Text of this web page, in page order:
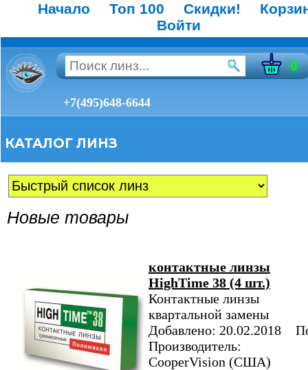
Начало Топ 100 Скидки!
Войти
0
+7(495)648-6644
КАТАЛОГ ЛИНЗ
Новые товары
контактные линзы
HighTime 38 (4 шт.)
Контактные линзы
квартальной замены
Добавлено: 20.02.2018
Производитель:
CooperVision (США)